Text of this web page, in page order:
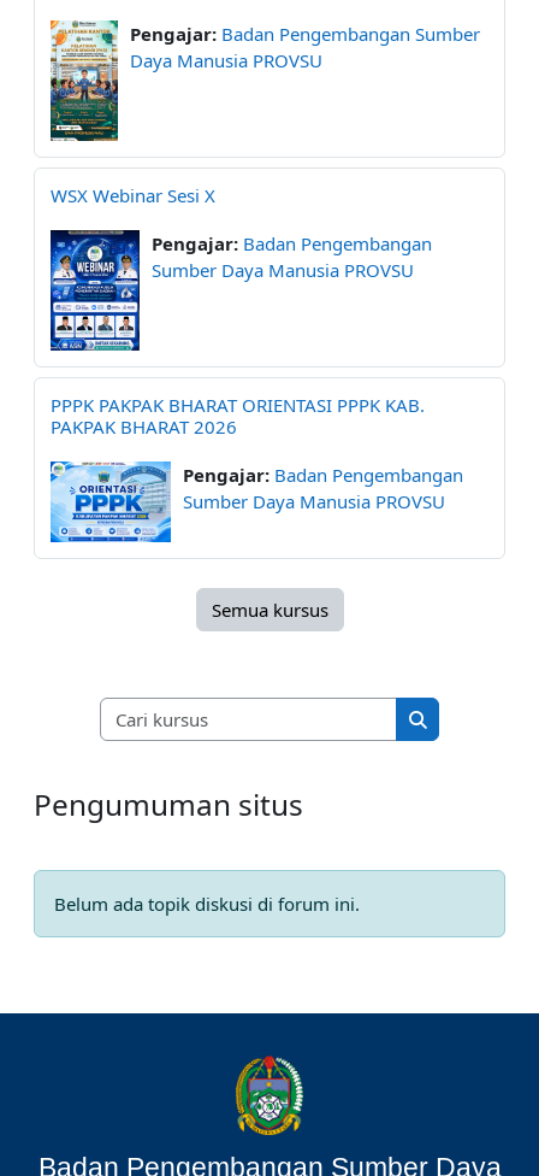
Pengajar: Badan Pengembangan Sumber
Daya Manusia PROVSU
WSX Webinar Sesi X
Pengajar: Badan Pengembangan
Sumber Daya Manusia PROVSU
PPPK PAKPAK BHARAT ORIENTASI PPPK KAB.
PAKPAK BHARAT 2026
Pengajar: Badan Pengembangan
Sumber Daya Manusia PROVSU
Semua kursus
Cari kursus
Cari kursus
Pengumuman situs
Belum ada topik diskusi di forum ini.
Badan Pengembangan Sumber Daya